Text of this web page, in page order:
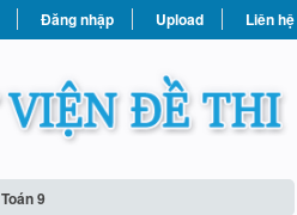
Đăng nhập Upload Liên hệ
Toán 9